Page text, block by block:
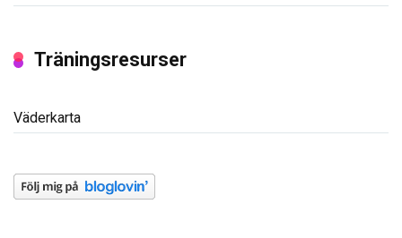
Träningsresurser
Väderkarta